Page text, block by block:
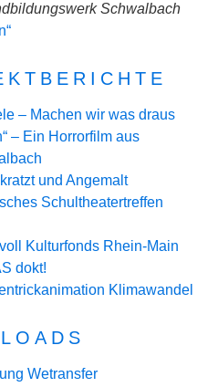
Schwalbach
– Machen wir was draus
– Ein Horrorfilm aus
und Angemalt
Schultheatertreffen
Kulturfonds Rhein-Main
dokt!
Klimawandel
Wetransfer